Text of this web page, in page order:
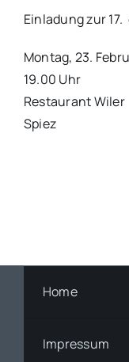
Einladung zur
Montag, 23.
19.00 Uhr
Restaurant Wiler
Spiez
Home
Impressum